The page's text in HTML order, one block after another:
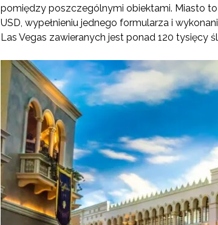
pomiędzy poszczególnymi obiektami. Miasto
USD, wypełnieniu jednego formularza i
Las Vegas zawieranych jest ponad 120 tysięcy